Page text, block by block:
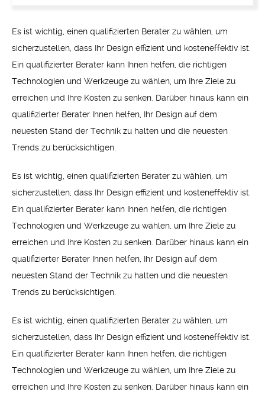
Es ist wichtig, einen qualifizierten Berater zu wählen, um
sicherzustellen, dass Ihr Design effizient und kosteneffektiv ist.
Ein qualifizierter Berater kann Ihnen helfen, die richtigen
Technologien und Werkzeuge zu wählen, um Ihre Ziele zu
erreichen und Ihre Kosten zu senken. Darüber hinaus kann ein
qualifizierter Berater Ihnen helfen, Ihr Design auf dem
neuesten Stand der Technik zu halten und die neuesten
Trends zu berücksichtigen.
Es ist wichtig, einen qualifizierten Berater zu wählen, um
sicherzustellen, dass Ihr Design effizient und kosteneffektiv ist.
Ein qualifizierter Berater kann Ihnen helfen, die richtigen
Technologien und Werkzeuge zu wählen, um Ihre Ziele zu
erreichen und Ihre Kosten zu senken. Darüber hinaus kann ein
qualifizierter Berater Ihnen helfen, Ihr Design auf dem
neuesten Stand der Technik zu halten und die neuesten
Trends zu berücksichtigen.
Es ist wichtig, einen qualifizierten Berater zu wählen, um
sicherzustellen, dass Ihr Design effizient und kosteneffektiv ist.
Ein qualifizierter Berater kann Ihnen helfen, die richtigen
Technologien und Werkzeuge zu wählen, um Ihre Ziele zu
erreichen und Ihre Kosten zu senken. Darüber hinaus kann ein